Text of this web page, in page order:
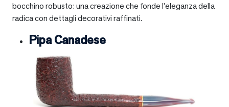
bocchino robusto: una creazione che fonde l’eleganza della
radica con dettagli decorativi raffinati.
Pipa Canadese